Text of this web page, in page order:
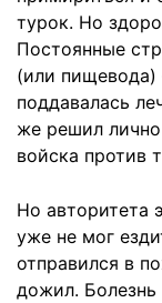
турок. Но
Постоянные
(или пищевода)
поддавалась
же решил лично
войска против
Но авторитета
уже не мог
отправился в
дожил. Болезнь